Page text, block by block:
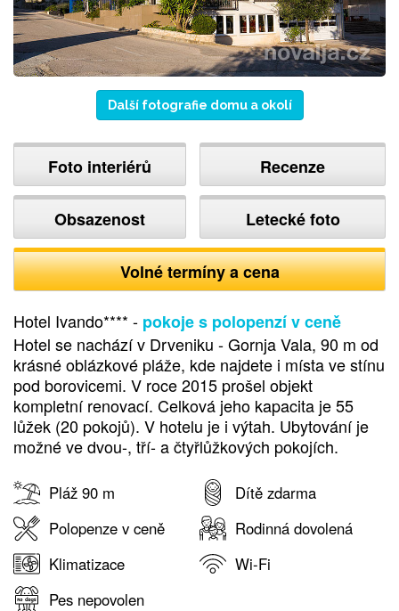
Další fotografie domu a okolí
Foto interiérů
Obsazenost
Recenze
Letecké foto
Volné termíny a cena
Hotel Ivando**** - pokoje s polopenzí v ceně
Hotel se nachází v Drveniku - Gornja Vala, 90 m od
krásné oblázkové pláže, kde najdete i místa ve stínu
pod borovicemi. V roce 2015 prošel objekt
kompletní renovací. Celková jeho kapacita je 55
lůžek (20 pokojů). V hotelu je i výtah. Ubytování je
možné ve dvou-, tří- a čtyřlůžkových pokojích.
Pláž 90 m
Dítě zdarma
Polopenze v ceně
Rodinná dovolená
Klimatizace
Wi-Fi
Pes nepovolen